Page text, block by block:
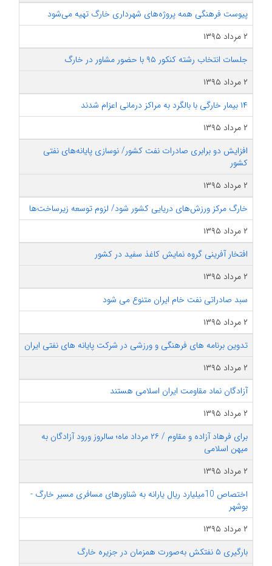
پیوست فرهنگی همه پروژه‌های شهرداری خارگ تهیه می‌شود
۲ مرداد ۱۳۹۵
جلسات انتخاب رشته کنکور ۹۵ با حضور مشاور در خارگ
۲ مرداد ۱۳۹۵
۱۴ بیمار خارگی با بالگرد به مراکز درمانی اعزام شدند
۲ مرداد ۱۳۹۵
افزایش دو برابری صادرات نفت کشور/ نوسازی پایانه‌های نفتی
کشور
۲ مرداد ۱۳۹۵
خارگ مرکز ورزش‌های دریایی کشور شود/ لزوم توسعه زیرساخت‌ها
۲ مرداد ۱۳۹۵
افتخار آفرینی گروه نمایش کاغذ سفید در کشور
۲ مرداد ۱۳۹۵
سبد صادراتی نفت خام ایران متنوع می شود
۲ مرداد ۱۳۹۵
تدوین برنامه های فرهنگی و ورزشی در شرکت پایانه های نفتی ایران
۲ مرداد ۱۳۹۵
آزادگان نماد مقاومت ایران اسلامی هستند
۲ مرداد ۱۳۹۵
برای فرهاد آزاده و مقاوم / ۲۶ مرداد ماه؛ سالروز ورود آزادگان به
میهن اسلامی
۲ مرداد ۱۳۹۵
اختصاص 10میلیارد ریال یارانه به شناورهای مسافری مسیر خارگ -
بوشهر
۲ مرداد ۱۳۹۵
بارگیری ۵ نفتکش به‌صورت همزمان در جزیره خارگ